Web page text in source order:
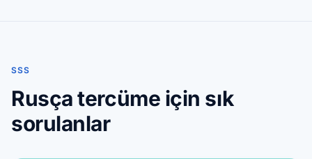
SSS
Rusça tercüme için sık
sorulanlar